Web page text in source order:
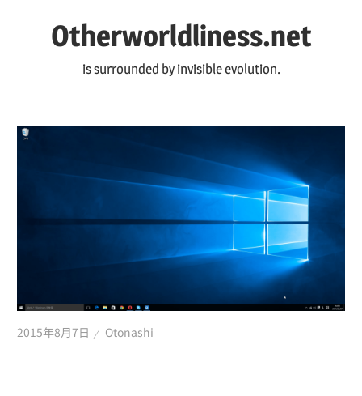
ツ
Otherworldliness.net
is surrounded by invisible evolution.
2015年8月7日 Otonashi